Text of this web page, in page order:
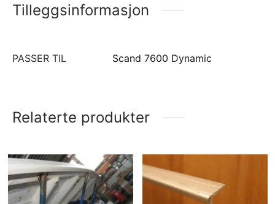
Tilleggsinformasjon
PASSER TIL Scand 7600 Dynamic
Relaterte produkter